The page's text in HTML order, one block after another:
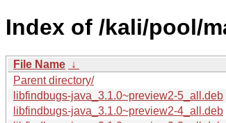
Index of /kali/pool/
File Name ↓
Parent directory/
libfindbugs-java_3.1.0~preview2-5_all.deb
libfindbugs-java_3.1.0~preview2-4_all.deb